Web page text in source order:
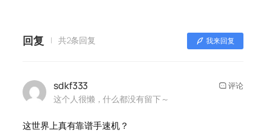
回复 共2条回复 我来回复
sdkf333
这个人很懒，什么都没有留下～
评论
这世界上真有靠谱手速机？